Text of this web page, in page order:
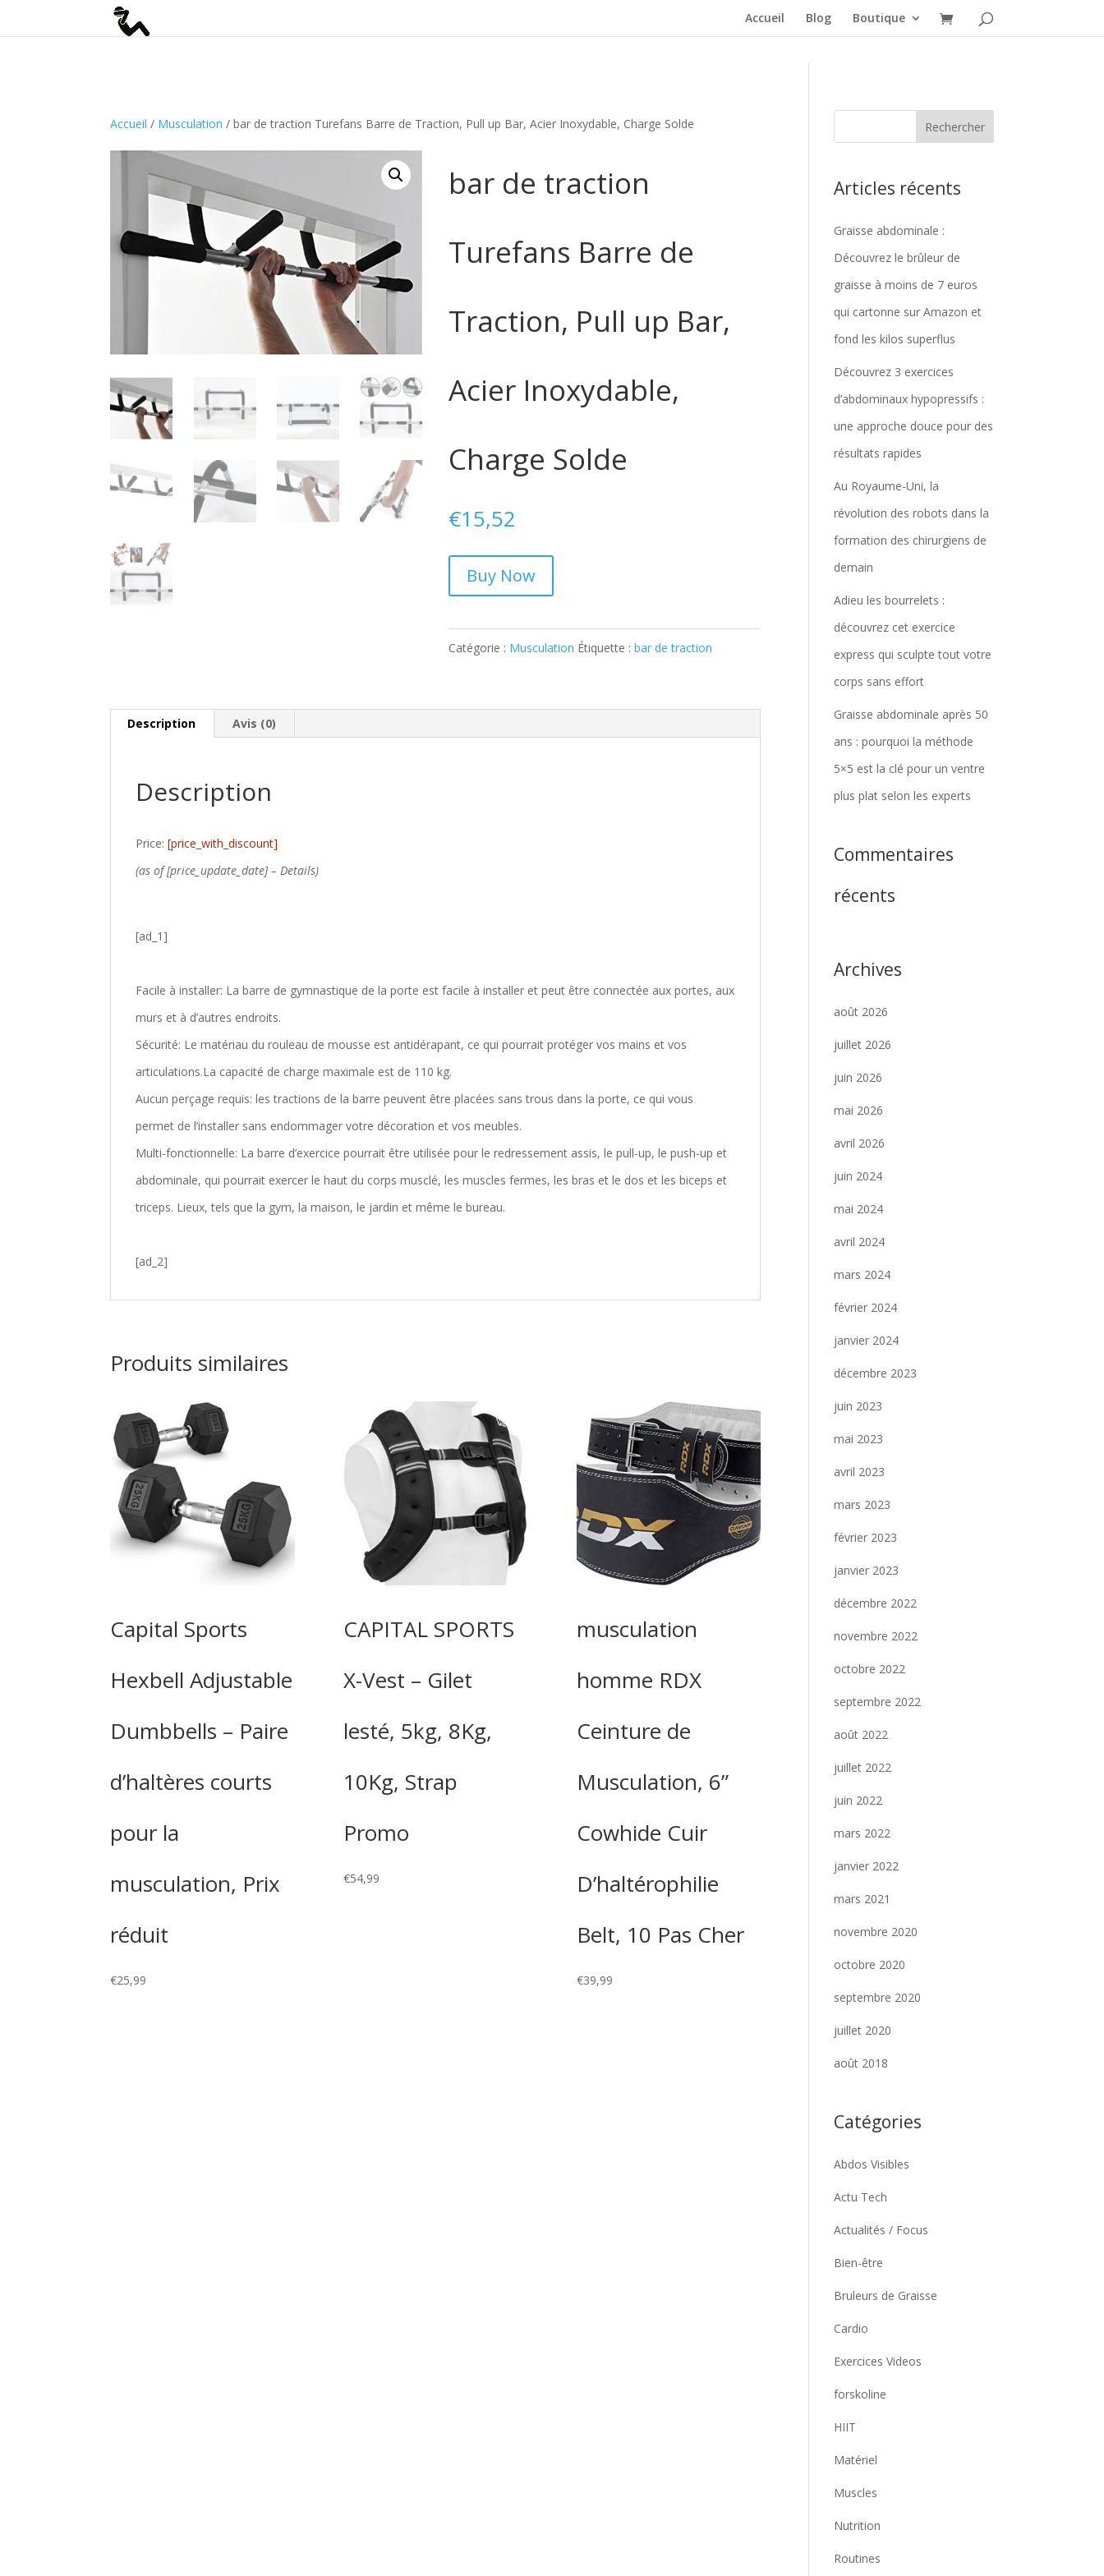
if(function_exists("seopress_display_breadcrumbs")) { seopress_display_breadcrumbs(); } Accueil Blog Boutique
Accueil / Musculation / bar de traction Turefans Barre de Traction, Pull up Bar, Acier Inoxydable, Charge Solde
bar de traction
Turefans Barre de
Traction, Pull up Bar,
Acier Inoxydable,
Charge Solde
€15,52
Buy Now
Catégorie : Musculation Étiquette :bar de traction
Description Avis (0)
Description
Price:[price_with_discount]
(as of [price_update_date] –Details)
[ad_1]
Facile à installer: La barre de gymnastique de la porte est facile à installer et peut être connectée aux portes, aux
murs et à d’autres endroits.
Sécurité: Le matériau du rouleau de mousse est antidérapant, ce qui pourrait protéger vos mains et vos
articulations.La capacité de charge maximale est de 110 kg.
Aucun perçage requis: les tractions de la barre peuvent être placées sans trous dans la porte, ce qui vous
permet de l’installer sans endommager votre décoration et vos meubles.
Multi-fonctionnelle: La barre d’exercice pourrait être utilisée pour le redressement assis, le pull-up, le push-up et
abdominale, qui pourrait exercer le haut du corps musclé, les muscles fermes, les bras et le dos et les biceps et
triceps. Lieux, tels que la gym, la maison, le jardin et même le bureau.
[ad_2]
Produits similaires
Capital Sports
Hexbell Adjustable
Dumbbells – Paire
d’haltères courts
pour la
musculation, Prix
réduit
€25,99
CAPITAL SPORTS
X-Vest – Gilet
lesté, 5kg, 8Kg,
10Kg, Strap
Promo
€54,99
musculation
homme RDX
Ceinture de
Musculation, 6”
Cowhide Cuir
D’haltérophilie
Belt, 10 Pas Cher
€39,99
Articles récents
Graisse abdominale :
Découvrez le brûleur de
graisse à moins de 7 euros
qui cartonne sur Amazon et
fond les kilos superflus
Découvrez 3 exercices
d’abdominaux hypopressifs :
une approche douce pour des
résultats rapides
Au Royaume-Uni, la
révolution des robots dans la
formation des chirurgiens de
demain
Adieu les bourrelets :
découvrez cet exercice
express qui sculpte tout votre
corps sans effort
Graisse abdominale après 50
ans : pourquoi la méthode
5×5 est la clé pour un ventre
plus plat selon les experts
Commentaires
récents
Archives
août 2026
juillet 2026
juin 2026
mai 2026
avril 2026
juin 2024
mai 2024
avril 2024
mars 2024
février 2024
janvier 2024
décembre 2023
juin 2023
mai 2023
avril 2023
mars 2023
février 2023
janvier 2023
décembre 2022
novembre 2022
octobre 2022
septembre 2022
août 2022
juillet 2022
juin 2022
mars 2022
janvier 2022
mars 2021
novembre 2020
octobre 2020
septembre 2020
juillet 2020
août 2018
Catégories
Abdos Visibles
Actu Tech
Actualités / Focus
Bien-être
Bruleurs de Graisse
Cardio
Exercices Videos
forskoline
HIIT
Matériel
Muscles
Nutrition
Routines